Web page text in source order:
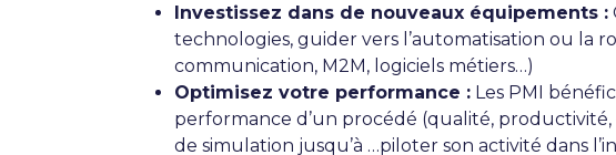
Investissez dans de nouveaux équipements :
technologies, guider vers l’automatisation ou la
communication, M2M, logiciels métiers…)
Optimisez votre performance : Les PMI
performance d’un procédé (qualité,
de simulation jusqu’à …piloter son activité dans